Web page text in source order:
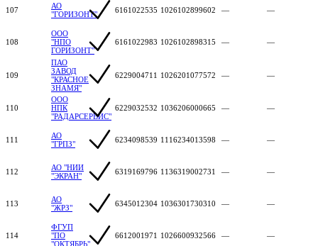
107
АО
"ГОРИЗОНТ"
6161022535 1026102899602 — —
108
ООО
"НПО
ГОРИЗОНТ"
6161022983 1026102898315 — —
109
ПАО
ЗАВОД
"КРАСНОЕ
ЗНАМЯ"
6229004711 1026201077572 — —
110
ООО
НПК
"РАДАРСЕРВИС"
6229032532 1036206000665 — —
111
АО
"ГРПЗ"
6234098539 1116234013598 — —
112
АО "НИИ
"ЭКРАН"
6319169796 1136319002731 — —
113
АО
"ЖРЗ"
6345012304 1036301730310 — —
114
ФГУП
"ПО
"ОКТЯБРЬ"
6612001971 1026600932566 — —